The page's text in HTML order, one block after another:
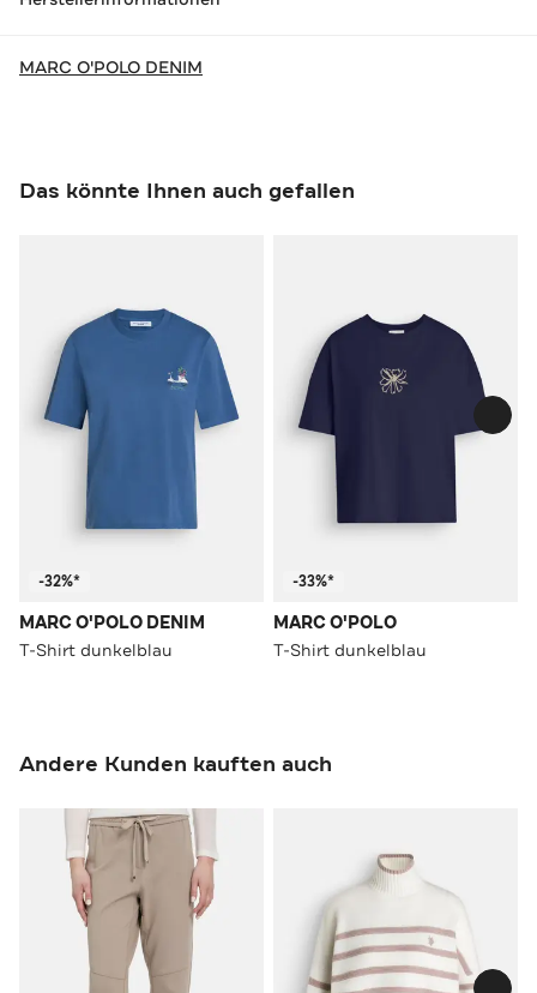
MARC O'POLO DENIM
Das könnte Ihnen auch gefallen
-32%*
MARC O'POLO DENIM
T-Shirt dunkelblau
-33%*
MARC O'POLO
T-Shirt dunkelblau
Andere Kunden kauften auch